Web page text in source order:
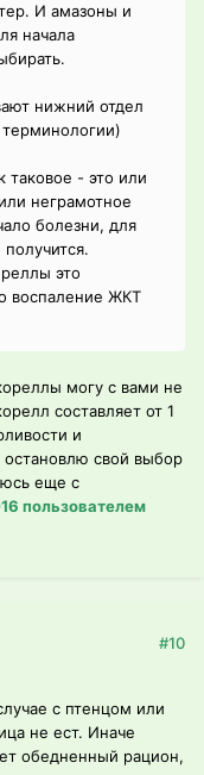
И амазоны и
начала
нижний отдел
таковое - это или
неграмотное
болезни, для
это
воспаление ЖКТ
могу с вами не
составляет от 1
и
остановлю свой выбор
еще с
пользователем
#10
с птенцом или
не ест. Иначе
обедненный рацион,